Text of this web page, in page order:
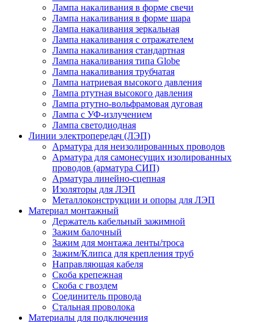
Лампа накаливания в форме свечи
Лампа накаливания в форме шара
Лампа накаливания зеркальная
Лампа накаливания с отражателем
Лампа накаливания стандартная
Лампа накаливания типа Globe
Лампа накаливания трубчатая
Лампа натриевая высокого давления
Лампа ртутная высокого давления
Лампа ртутно-вольфрамовая дуговая
Лампа с УФ-излучением
Лампа светодиодная
Линии электропередач (ЛЭП)
Арматура для неизолированных проводов
Арматура для самонесущих изолированных
проводов (арматура СИП)
Арматура линейно-сцепная
Изоляторы для ЛЭП
Металлоконструкции и опоры для ЛЭП
Материал монтажный
Держатель кабельный зажимной
Зажим балочный
Зажим для монтажа ленты/троса
Зажим/Клипса для крепления труб
Направляющая кабеля
Скоба крепежная
Скоба с гвоздем
Соединитель провода
Стальная проволока
Материалы для подключения